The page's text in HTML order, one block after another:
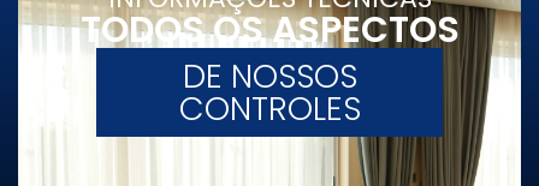
TODOS OS ASPECTOS
DE NOSSOS
CONTROLES